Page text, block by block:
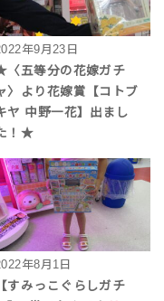
年9月23日
〈五等分の花嫁ガチ
〉より花嫁賞【コトブ
ヤ 中野一花】出まし
！★
年8月1日
【すみっこぐらしガチ